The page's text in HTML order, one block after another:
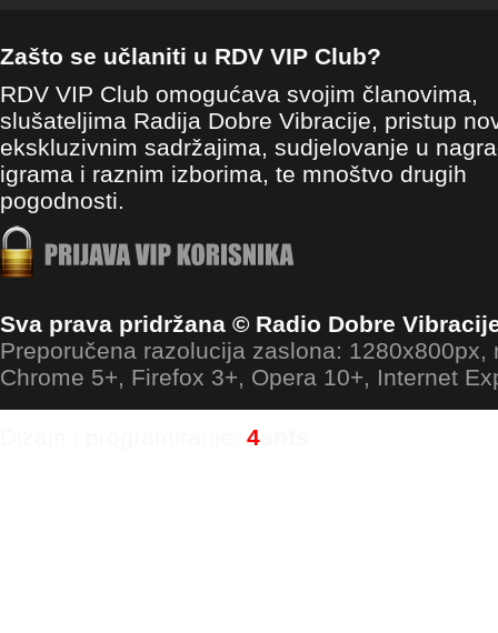
Zašto se učlaniti u RDV VIP Club?
RDV VIP Club omogućava svojim članovima,
slušateljima Radija Dobre Vibracije, pristup
ekskluzivnim sadržajima, sudjelovanje u
igrama i raznim izborima, te mnoštvo drugih
pogodnosti.
Sva prava pridržana © Radio Dobre
Preporučena razolucija zaslona: 1280x800px,
Chrome 5+, Firefox 3+, Opera 10+, Internet
4